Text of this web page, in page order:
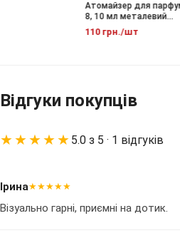
Атомайзер для
8, 10 мл металевий
флакон-спрей
110 грн./шт
Відгуки покупців
★★★★★ 5.0 з 5 · 1 відгуків
Ірина★★★★★
Візуально гарні, приємні на дотик.